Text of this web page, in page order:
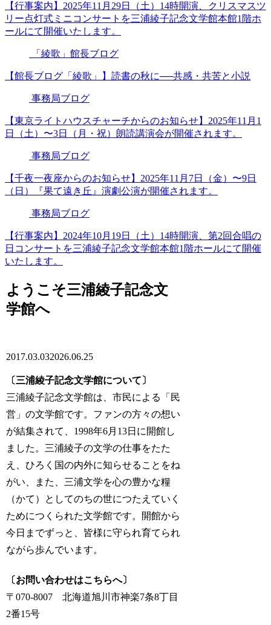
【行事案内】2025年11月29日（土）14時開演、クリスマスツ
リー点灯式ミニコンサートを三浦綾子記念文学館本館1階ホ
ールにて開催いたします。
「綾歌」館長ブログ
【館長ブログ「綾歌」】読書の秋に──共感・共苦と小説
事務局ブログ
【東京ライトハウスチャーチからのお知らせ】2025年11月1
日（土）〜3日（月・祝）朗読講演会が開催されます。
事務局ブログ
【千夜一夜座からのお知らせ】2025年11月7日（金）〜9日
（日）『果て遠き丘』演劇公演が開催されます。
事務局ブログ
【行事案内】2024年10月19日（土）14時開演、第2回合唱の
日コンサートを三浦綾子記念文学館本館1階ホールにて開催
いたします。
ようこそ三浦綾子記念文
学館へ
2017.03.032026.06.25
〔三浦綾子記念文学館について〕
三浦綾子記念文学館は、市民による「民
営」の文学館です。ファンの方々の想い
が結集されて、1998年6月13日に開館し
ました。三浦綾子の文学の仕事をたた
え、ひろく国の内外に知らせることをね
がい、また、三浦文学を心の豊かな糧
（かて）としてのちの世につたえていく
ためにつくられた文学館です。開館から
今日までずっと、皆様に守られ育てられ
ながら歩んでいます。
〔お問い合わせはこちらへ〕
〒070-8007 北海道旭川市神楽7条8丁目
2番15号